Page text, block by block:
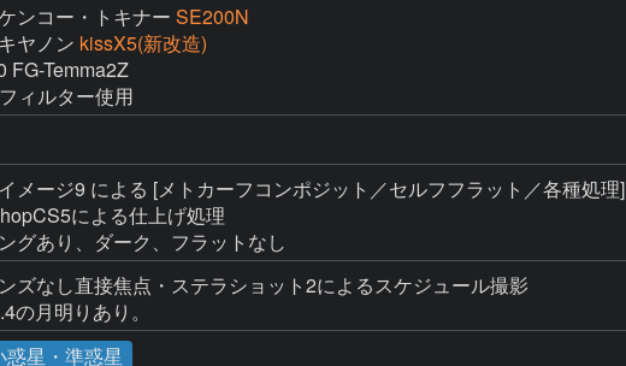
ンコー・トキナー SE200N
ヤノン kissX5(新改造)
FG-Temma2Z
ィルター使用
メージ9 による [メトカーフコンポジット／セルフフラット／各種処理]
による仕上げ処理
グあり、ダーク、フラットなし
ズなし直接焦点・ステラショット2によるスケジュール撮影
の月明りあり。
惑星・準惑星